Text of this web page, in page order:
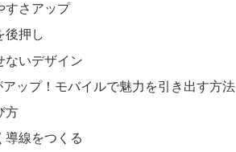
すさアップ
後押し
ないデザイン
ップ！モバイルで魅力を引き出す方法
方
導線をつくる